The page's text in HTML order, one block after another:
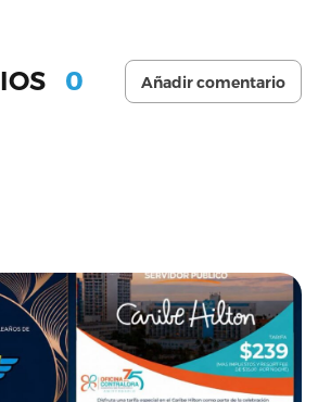
0 Añadir comentario